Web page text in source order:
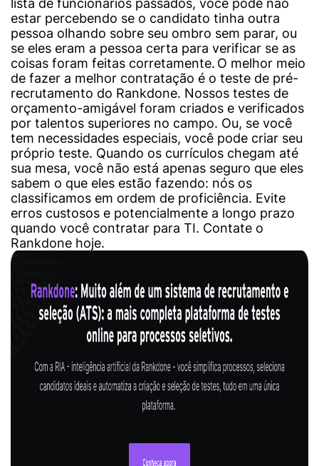
lista de funcionários passados, você pode não
estar percebendo se o candidato tinha outra
pessoa olhando sobre seu ombro sem parar, ou
se eles eram a pessoa certa para verificar se as
coisas foram feitas corretamente. O melhor meio
de fazer a melhor contratação é o teste de pré-
recrutamento do Rankdone. Nossos testes de
orçamento-amigável foram criados e verificados
por talentos superiores no campo. Ou, se você
tem necessidades especiais, você pode criar seu
próprio teste. Quando os currículos chegam até
sua mesa, você não está apenas seguro que eles
sabem o que eles estão fazendo: nós os
classificamos em ordem de proficiência. Evite
erros custosos e potencialmente a longo prazo
quando você contratar para TI. Contate o
Rankdone hoje.